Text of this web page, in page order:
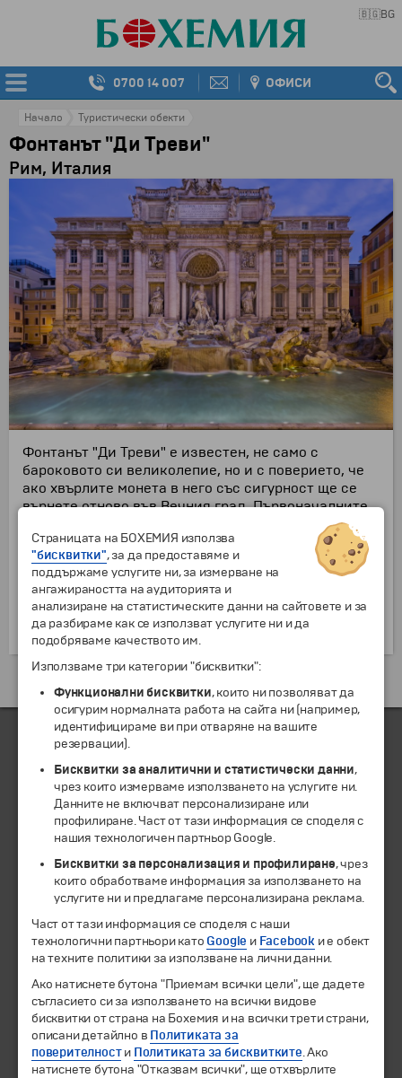
🇧🇬BG
0700 14 007 ОФИСИ
Начало Туристически обекти
Фонтанът "Ди Треви"
Рим, Италия
Фонтанът "Ди Треви" е известен, не само с
бароковото си великолепие, но и с поверието, че
ако хвърлите монета в него със сигурност ще се
върнете отново във Вечния град. Първоначалните
архитектурни планове за строежа на Ди Треви са
дело на Бернини и Пиетро да Кортона по поръчка
на Ватикана. След смъртта на папа Урбан VIII
строителството е преустановено, а фонтанът е
завършен през 18 в. от Никола Салви. Той служи за
фасада на голям дворец, украсен с барелефи и
статуи.
ЧЛЕН НА
Всички права запазени.
Екскурзии и почивки
Направления
Календар
Всички програми от А до Я
Страницата на БОХЕМИЯ използва
"бисквитки", за да предоставяме и
поддържаме услугите ни, за измерване на
ангажираността на аудиторията и
анализиране на статистическите данни на сайтовете и за
да разбираме как се използват услугите ни и да
подобряваме качеството им.
Използваме три категории "бисквитки":
Функционални бисквитки, които ни позволяват да
осигурим нормалната работа на сайта ни (например,
идентифицираме ви при отваряне на вашите
резервации).
Бисквитки за аналитични и статистически данни,
чрез които измерваме използването на услугите ни.
Данните не включват персонализиране или
профилиране. Част от тази информация се споделя с
нашия технологичен партньор Google.
Бисквитки за персонализация и профилиране, чрез
които обработваме информация за използването на
услугите ни и предлагаме персонализирана реклама.
Част от тази информация се споделя с наши
технологични партньори като Google и Facebook и е обект
на техните политики за използване на лични данни.
Ако натиснете бутона "Приемам всички цели", ще дадете
съгласието си за използването на всички видове
бисквитки от страна на Бохемия и на всички трети страни,
описани детайлно в Политиката за
поверителности Политиката за бисквитките. Ако
натиснете бутона "Отказвам всички", ще отхвърлите